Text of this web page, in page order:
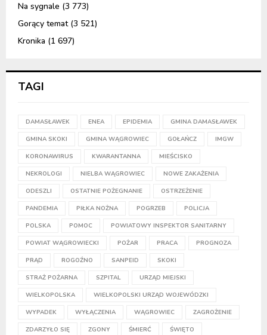
Na sygnale (3 773)
Gorący temat(3 521)
Kronika (1 697)
TAGI
DAMASŁAWEK ENEA EPIDEMIA GMINA DAMASŁAWEK
GMINA SKOKI GMINA WĄGROWIEC GOŁAŃCZ IMGW
KORONAWIRUS KWARANTANNA MIEŚCISKO
NEKROLOGI NIELBA WĄGROWIEC NOWE ZAKAŻENIA
ODESZLI OSTATNIE POŻEGNANIE OSTRZEŻENIE
PANDEMIA PIŁKA NOŻNA POGRZEB POLICJA
POLSKA POMOC POWIATOWY INSPEKTOR SANITARNY
POWIAT WĄGROWIECKI POŻAR PRACA PROGNOZA
PRĄD ROGOŹNO SANPEID SKOKI
STRAŻ POŻARNA SZPITAL URZĄD MIEJSKI
WIELKOPOLSKA WIELKOPOLSKI URZĄD WOJEWÓDZKI
WYPADEK WYŁĄCZENIA WĄGROWIEC ZAGROŻENIE
ZDARZYŁO SIĘ ZGONY ŚMIERĆ ŚWIĘTO